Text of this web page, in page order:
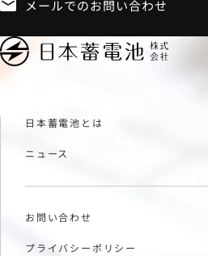
メールでのお問い合わせ
日本蓄電池とは
ニュース
お問い合わせ
プライバシーポリシー